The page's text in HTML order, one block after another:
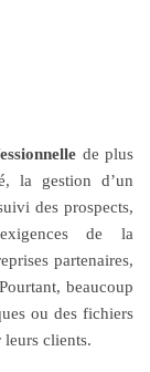
de plus
la gestion d’un
des prospects,
de la
partenaires,
beaucoup
ou des fichiers
leurs clients.